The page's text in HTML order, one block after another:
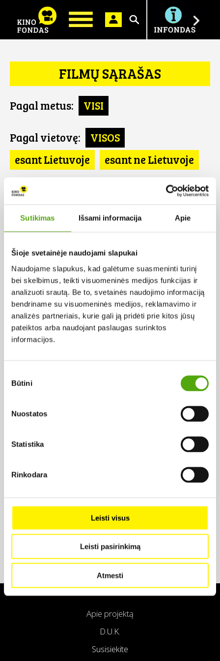
Sutikimas Išsami informacija Apie
Šioje svetainėje naudojami slapukai
Naudojame slapukus, kad galėtume suasmeninti turinį
bei skelbimus, teikti visuomeninės medijos funkcijas ir
analizuoti srautą. Be to, svetainės naudojimo informaciją
bendriname su visuomeninės medijos, reklamavimo ir
analizės partneriais, kurie gali ją pridėti prie kitos jūsų
pateiktos arba naudojant paslaugas surinktos
informacijos.
pasirinkimas
Būtini
Nuostatos
Statistika
Rinkodara
Leisti visus
Leisti pasirinkimą
Atmesti
Ieškoti
FILMŲ SĄRAŠAS
Pagal metus: VISI
Pagal vietovę:
VISOS
esant Lietuvoje
esant ne Lietuvoje
Pagal šalį:
SE
Pagal abėcėlę:
Rezultatų nerasta...
Apie projektą
D.U.K.
Susisiekite